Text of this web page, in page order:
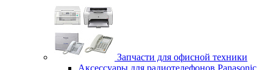
Запчасти для офисной техники
Аксессуары для радиотелефонов Panasonic